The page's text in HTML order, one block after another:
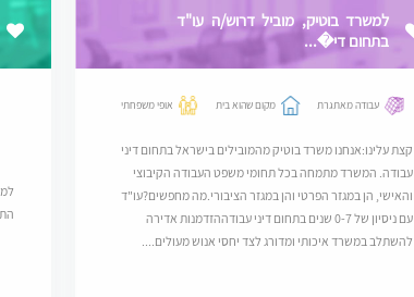
למשרד בוטיק, מוביל דרוש/ה עו"ד
בתחום די�...
עבודה מאתגרת מקום שהוא בית אופי משפחתי
קצת עלינו:אנחנו משרד בוטיק מהמובילים בישראל בתחום דיני
עבודה. המשרד מתמחה בכל תחומי משפט העבודה הקיבוצי
והאישי, הן במגזר הפרטי והן במגזר הציבורי.מה מחפשים?עו"ד
עם ניסיון של 0-7 שנים בתחום דיני עבודההזדמנות אדירה
להשתלב במשרד איכותי ומדורג לצד יחסי אנוש מעולים....